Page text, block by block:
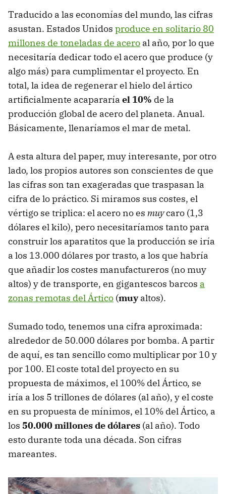
Traducido a las economías del mundo, las cifras
asustan. Estados Unidos produce en solitario 80
millones de toneladas de acero al año, por lo que
necesitaría dedicar todo el acero que produce (y
algo más) para cumplimentar el proyecto. En
total, la idea de regenerar el hielo del ártico
artificialmente acapararía el 10% de la
producción global de acero del planeta. Anual.
Básicamente, llenaríamos el mar de metal.
A esta altura del paper, muy interesante, por otro
lado, los propios autores son conscientes de que
las cifras son tan exageradas que traspasan la
cifra de lo práctico. Si miramos sus costes, el
vértigo se triplica: el acero no es muycaro (1,3
dólares el kilo), pero necesitaríamos tanto para
construir los aparatitos que la producción se iría
a los 13.000 dólares por trasto, a los que habría
que añadir los costes manufactureros (no muy
altos) y de transporte, en gigantescos barcos a
zonas remotas del Ártico (muyaltos).
Sumado todo, tenemos una cifra aproximada:
alrededor de 50.000 dólares por bomba. A partir
de aquí, es tan sencillo como multiplicar por 10 y
por 100. El coste total del proyecto en su
propuesta de máximos, el 100% del Ártico, se
iría a los 5 trillones de dólares (al año), y el coste
en su propuesta de mínimos, el 10% del Ártico, a
los 50.000 millones de dólares (al año). Todo
esto durante toda una década. Son cifras
mareantes.